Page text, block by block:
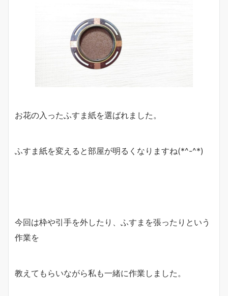
お花の入ったふすま紙を選ばれました。
ふすま紙を変えると部屋が明るくなりますね(*^-^*)
今回は枠や引手を外したり、ふすまを張ったりという
作業を
教えてもらいながら私も一緒に作業しました。